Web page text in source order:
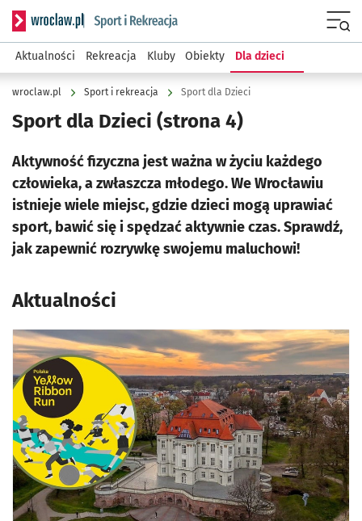
Serwis informacyjny wroclaw.pl podserwis: Sport i rekreacja
Aktualności Rekreacja Kluby Obiekty Dla dzieci
wroclaw.pl Sport i rekreacja Sport dla Dzieci
Sport dla Dzieci (strona 4)
Aktywność fizyczna jest ważna w życiu każdego
człowieka, a zwłaszcza młodego. We Wrocławiu
istnieje wiele miejsc, gdzie dzieci mogą uprawiać
sport, bawić się i spędzać aktywnie czas. Sprawdź,
jak zapewnić rozrywkę swojemu maluchowi!
Aktualności